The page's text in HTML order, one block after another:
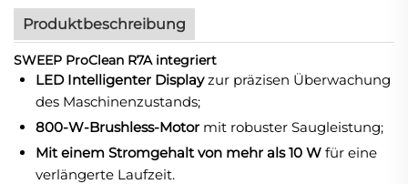
Produktbeschreibung
SWEEP ProClean R7A integriert
LED Intelligenter Displayzur präzisen Überwachung
des Maschinenzustands;
800-W-Brushless-Motor mit robuster Saugleistung;
Mit einem Stromgehalt von mehr als 10 W für eine
verlängerte Laufzeit.